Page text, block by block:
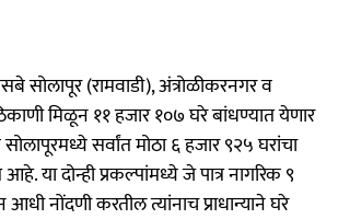
सोलापूर (रामवाडी), अंत्रोळीकरनगर व
मिळून ११ हजार १०७ घरे बांधण्यात येणार
सर्वांत मोठा ६ हजार ९२५ घरांचा
या दोन्ही प्रकल्पांमध्ये जे पात्र नागरिक ९
नोंदणी करतील त्यांनाच प्राधान्याने घरे